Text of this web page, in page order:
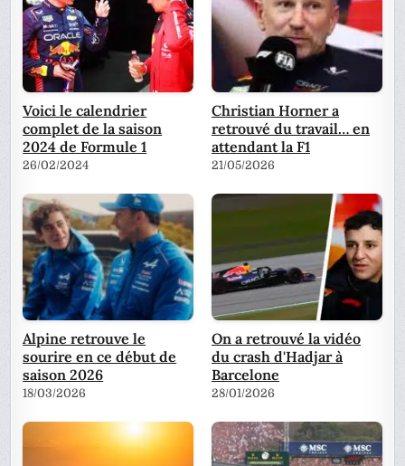
Voici le calendrier
complet de la saison
2024 de Formule 1
26/02/2024
Christian Horner a
retrouvé du travail… en
attendant la F1
21/05/2026
Alpine retrouve le
sourire en ce début de
saison 2026
18/03/2026
On a retrouvé la vidéo
du crash d'Hadjar à
Barcelone
28/01/2026